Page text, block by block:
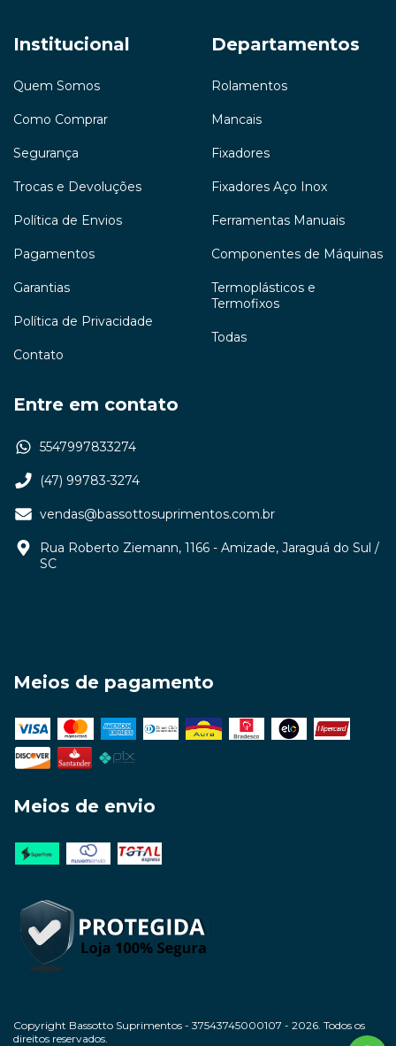
Institucional
Quem Somos
Como Comprar
Segurança
Trocas e Devoluções
Política de Envios
Pagamentos
Garantias
Política de Privacidade
Contato
Departamentos
Rolamentos
Mancais
Fixadores
Fixadores Aço Inox
Ferramentas Manuais
Componentes de Máquinas
Termoplásticos e
Termofixos
Todas
Entre em contato
5547997833274
(47) 99783-3274
vendas@bassottosuprimentos.com.br
Rua Roberto Ziemann, 1166 - Amizade, Jaraguá do Sul /
SC
Meios de pagamento
Meios de envio
Copyright Bassotto Suprimentos - 37543745000107 - 2026. Todos os
direitos reservados.